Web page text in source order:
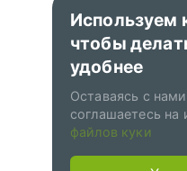
Используем
чтобы
удобнее
Оставаясь с
соглашаетесь на
файлов куки